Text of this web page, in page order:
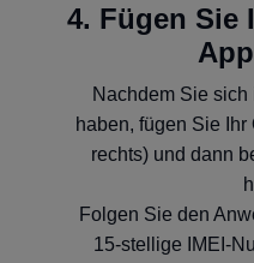
4. Fügen Sie
Nachdem Sie
haben, fügen Sie Ihr
rechts) und dann
Folgen Sie den
15-stellige IMEI-